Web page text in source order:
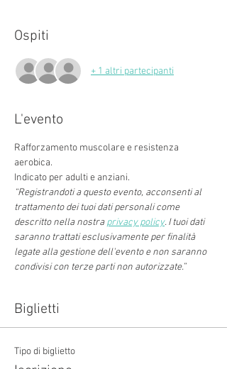
Ospiti
+ 1 altri partecipanti
L'evento
Rafforzamento muscolare e resistenza
aerobica.
Indicato per adulti e anziani.
“Registrandoti a questo evento, acconsenti al
trattamento dei tuoi dati personali come
descritto nella nostra privacy policy. I tuoi dati
saranno trattati esclusivamente per finalità
legate alla gestione dell'evento e non saranno
condivisi con terze parti non autorizzate.”
Biglietti
Tipo di biglietto